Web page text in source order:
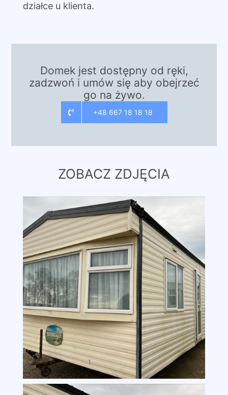
działce u klienta.
Domek jest dostępny od ręki,
zadzwoń i umów się aby obejrzeć
go na żywo.
+48 667 18 18 18
ZOBACZ ZDJĘCIA